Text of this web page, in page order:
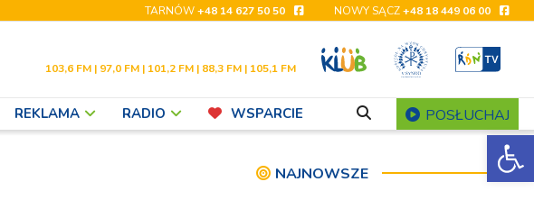
TARNÓW+48 14 627 50 50 NOWY SĄCZ+48 18 449 06 00
103,6 FM | 97,0 FM | 101,2 FM | 88,3 FM | 105,1 FM
REKLAMA RADIO WSPARCIE POSŁUCHAJ
NAJNOWSZE